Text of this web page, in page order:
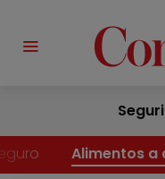
Alimentos a